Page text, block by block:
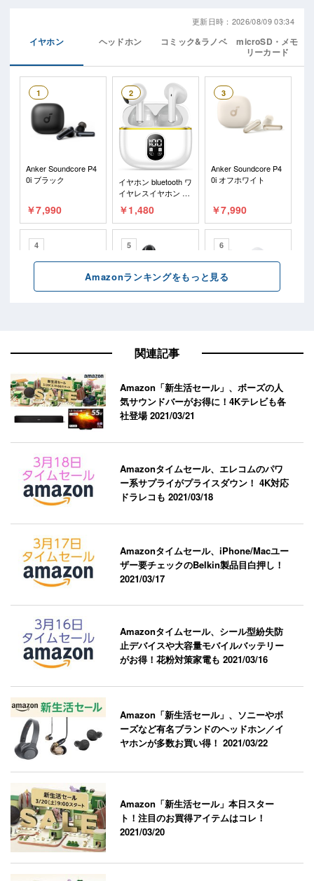
関連記事
Amazon「新生活セール」、ボーズの人
気サウンドバーがお得に！4Kテレビも各
社登場2021/03/21
Amazonタイムセール、エレコムのパワ
ー系サプライがプライスダウン！ 4K対応
ドラレコも2021/03/18
Amazonタイムセール、iPhone/Macユー
ザー要チェックのBelkin製品目白押し！
2021/03/17
Amazonタイムセール、シール型紛失防
止デバイスや大容量モバイルバッテリー
がお得！花粉対策家電も2021/03/16
Amazon「新生活セール」、ソニーやボ
ーズなど有名ブランドのヘッドホン／イ
ヤホンが多数お買い得！2021/03/22
Amazon「新生活セール」本日スター
ト！注目のお買得アイテムはコレ！
2021/03/20